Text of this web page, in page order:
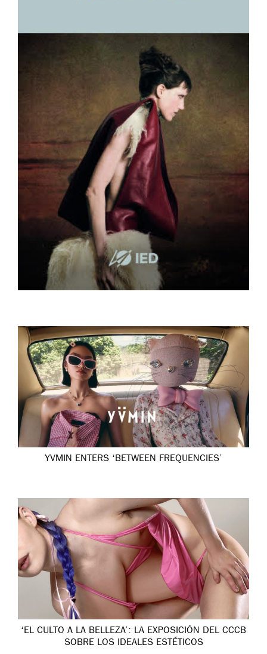
YVMIN ENTERS ‘BETWEEN FREQUENCIES’
‘EL CULTO A LA BELLEZA’: LA EXPOSICIÓN DEL CCCB
SOBRE LOS IDEALES ESTÉTICOS